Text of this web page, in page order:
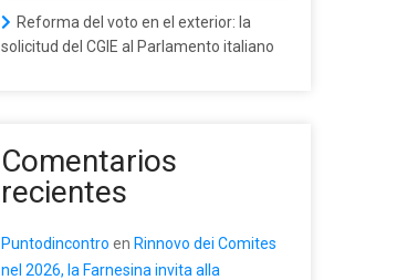
Reforma del voto en el exterior: la
solicitud del CGIE al Parlamento italiano
Comentarios
recientes
Puntodincontro en Rinnovo dei Comites
nel 2026, la Farnesina invita alla